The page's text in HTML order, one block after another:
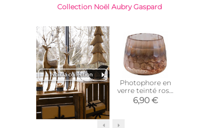
Collection Noël Aubry Gaspard
Photophore en
verre teinté rose
et doré 10 cm
6,90 €